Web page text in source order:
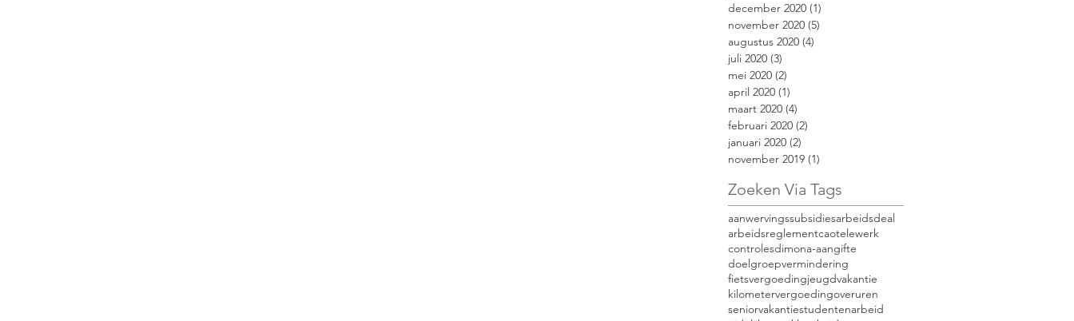
december 2020 (1)
november 2020 (5)
augustus 2020 (4)
juli 2020 (3)
mei 2020 (2)
april 2020 (1)
maart 2020 (4)
februari 2020 (2)
januari 2020 (2)
november 2019 (1)
Zoeken Via Tags
aanwervingssubsidiesarbeidsdeal
arbeidsreglementcaotelewerk
controlesdimona-aangifte
doelgroepvermindering
fietsvergoedingjeugdvakantie
kilometervergoedingoveruren
seniorvakantiestudentenarbeid